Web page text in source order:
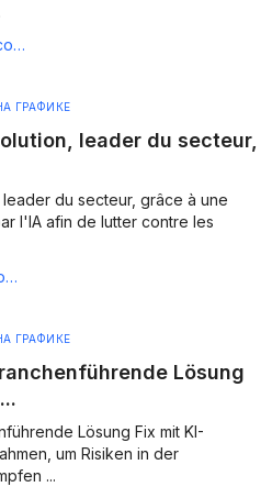
ГРАФИКЕ
leader du secteur,
du secteur, grâce à une
l'IA afin de lutter contre les
ГРАФИКЕ
Lösung
Lösung Fix mit KI-
um Risiken in der
...